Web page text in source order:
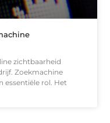
zichtbaarheid
Zoekmachine
essentiële rol. Het